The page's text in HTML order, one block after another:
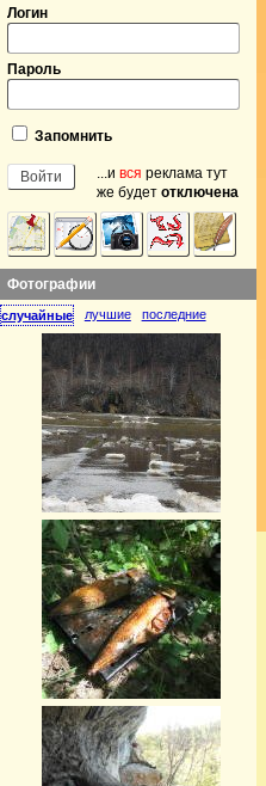
Логин
Пароль
Запомнить
...и вся реклама тут
же будет отключена
Фотографии
случайные лучшие последние